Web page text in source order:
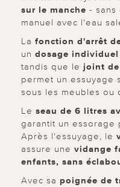
sur le manche - sans
manuel avec l'eau
La fonction d'arrêt
un dosage
tandis que le joint de
permet un essuyage
sous les meubles ou
Le seau de 6 litres
garantit un essorage
Après l'essuyage, le
assure une vidange
enfants, sans
Avec sa poignée de